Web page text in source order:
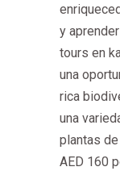
y
tours en
una
rica
una
plantas
AED 160